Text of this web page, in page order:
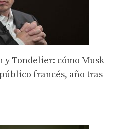
y Tondelier: cómo Musk
francés, año tras